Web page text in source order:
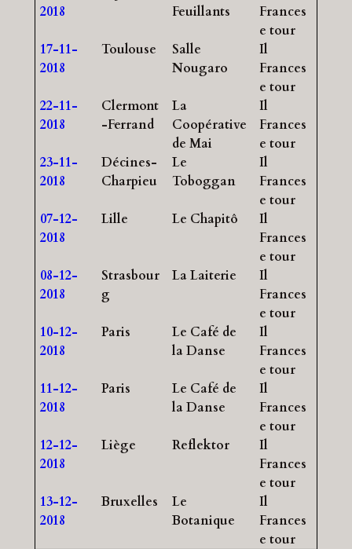
2018
Feuillants
Frances
e tour
17-11-
2018
Toulouse
Salle
Nougaro
Il
Frances
e tour
22-11-
2018
Clermont
-Ferrand
La
Coopérative
de Mai
Il
Frances
e tour
23-11-
2018
Décines-
Charpieu
Le
Toboggan
Il
Frances
e tour
07-12-
2018
Lille Le Chapitô
Il
Frances
e tour
08-12-
2018
Strasbour
g
La Laiterie
Il
Frances
e tour
10-12-
2018
Paris
Le Café de
la Danse
Il
Frances
e tour
11-12-
2018
Paris
Le Café de
la Danse
Il
Frances
e tour
12-12-
2018
Liège Reflektor
Il
Frances
e tour
13-12-
2018
Bruxelles
Le
Botanique
Il
Frances
e tour